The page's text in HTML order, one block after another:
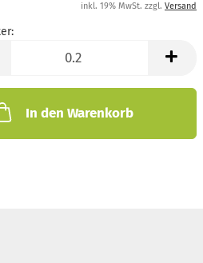
inkl. 19% MwSt. zzgl. Versand
In den Warenkorb